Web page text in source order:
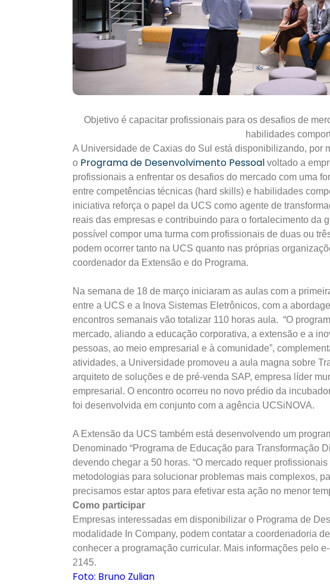
Objetivo é capacitar profissionais para os desafios de
habilidades
A Universidade de Caxias do Sul está disponibilizando, por
o Programa de Desenvolvimento Pessoal voltado a
profissionais a enfrentar os desafios do mercado com uma
entre competências técnicas (hard skills) e habilidades
iniciativa reforça o papel da UCS como agente de
reais das empresas e contribuindo para o fortalecimento da
possível compor uma turma com profissionais de duas ou
podem ocorrer tanto na UCS quanto nas próprias
coordenador da Extensão e do Programa.
Na semana de 18 de março iniciaram as aulas com a
entre a UCS e a Inova Sistemas Eletrônicos, com a
encontros semanais vão totalizar 110 horas aula. “O
mercado, aliando a educação corporativa, a extensão e a
pessoas, ao meio empresarial e à comunidade”,
atividades, a Universidade promoveu a aula magna sobre
arquiteto de soluções e de pré-venda SAP, empresa líder
empresarial. O encontro ocorreu no novo prédio da
foi desenvolvida em conjunto com a agência UCSiNOVA.
A Extensão da UCS também está desenvolvendo um
Denominado “Programa de Educação para Transformação
devendo chegar a 50 horas. “O mercado requer
metodologias para solucionar problemas mais complexos,
precisamos estar aptos para efetivar esta ação no menor
Como participar
Empresas interessadas em disponibilizar o Programa de
modalidade In Company, podem contatar a coordenadoria
conhecer a programação curricular. Mais informações pelo
2145.
Foto: Bruno Zulian